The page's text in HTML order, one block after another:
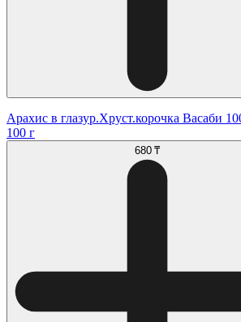
Арахис в глазур.Хруст.корочка Васаби
100 г
680 ₸